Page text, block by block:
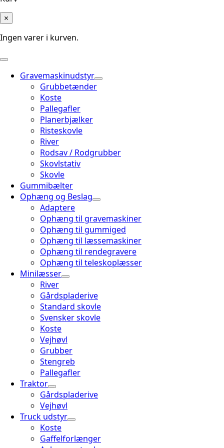
×
Ingen varer i kurven.
Gravemaskinudstyr
Grubbetænder
Koste
Pallegafler
Planerbjælker
Risteskovle
River
Rodsav / Rodgrubber
Skovlstativ
Skovle
Gummibælter
Ophæng og Beslag
Adaptere
Ophæng til gravemaskiner
Ophæng til gummiged
Ophæng til læssemaskiner
Ophæng til rendegravere
Ophæng til teleskoplæsser
Minilæsser
River
Gårdspladerive
Standard skovle
Svensker skovle
Koste
Vejhøvl
Grubber
Stengreb
Pallegafler
Traktor
Gårdspladerive
Vejhøvl
Truck udstyr
Koste
Gaffelforlænger